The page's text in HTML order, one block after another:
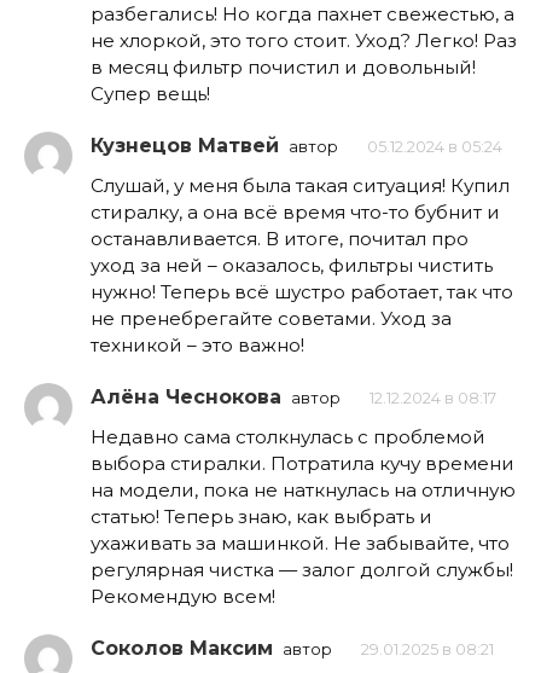
разбегались! Но когда пахнет свежестью, а
не хлоркой, это того стоит. Уход? Легко! Раз
в месяц фильтр почистил и довольный!
Супер вещь!
Кузнецов Матвей автор 05.12.2024 в 05:24
Слушай, у меня была такая ситуация! Купил
стиралку, а она всё время что-то бубнит и
останавливается. В итоге, почитал про
уход за ней – оказалось, фильтры чистить
нужно! Теперь всё шустро работает, так что
не пренебрегайте советами. Уход за
техникой – это важно!
Алёна Чеснокова автор 12.12.2024 в 08:17
Недавно сама столкнулась с проблемой
выбора стиралки. Потратила кучу времени
на модели, пока не наткнулась на отличную
статью! Теперь знаю, как выбрать и
ухаживать за машинкой. Не забывайте, что
регулярная чистка — залог долгой службы!
Рекомендую всем!
Соколов Максим автор 29.01.2025 в 08:21